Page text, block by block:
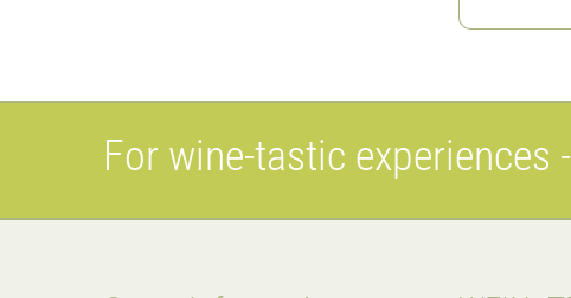
For wine-tastic experiences